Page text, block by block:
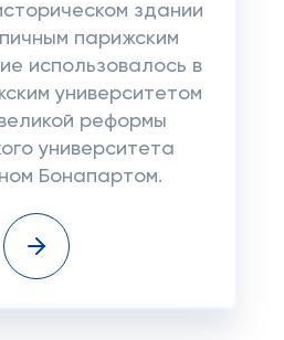
здании
парижским
использовалось в
университетом
реформы
университета
Бонапартом.